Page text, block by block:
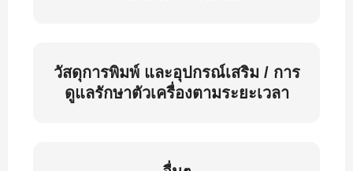
วัสดุการพิมพ์ และอุปกรณ์เสริม / การ
ดูแลรักษาตัวเครื่องตามระยะเวลา